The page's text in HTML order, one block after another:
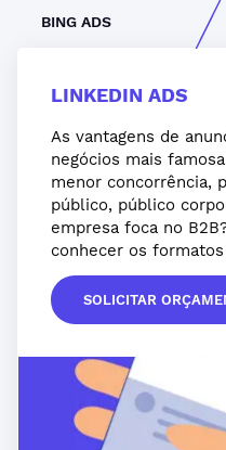
BING ADS
LINKEDIN ADS
As vantagens de
negócios mais
menor concorrência,
público, público
empresa foca no
conhecer os
SOLICITAR